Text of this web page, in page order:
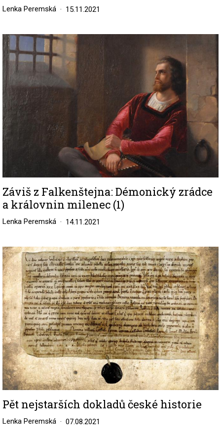
Lenka Peremská 15.11.2021
Image
Záviš z Falkenštejna: Démonický zrádce
a královnin milenec (1)
Lenka Peremská 14.11.2021
Image
Pět nejstarších dokladů české historie
Lenka Peremská 07.08.2021